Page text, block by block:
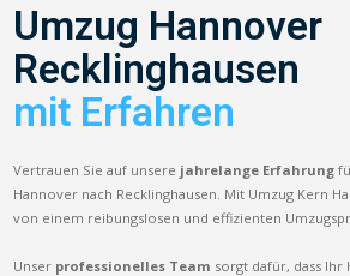
Umzug Hannover
Recklinghausen
mit Erfahren
Vertrauen Sie auf unsere jahrelange Erfahrung
Hannover nach Recklinghausen. Mit Umzug Kern
von einem reibungslosen und effizienten
Unser professionelles Team sorgt dafür, dass Ihr